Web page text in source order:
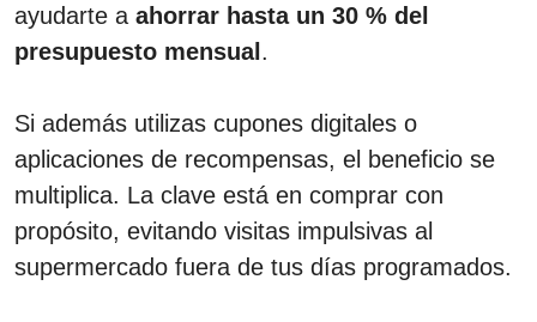
ayudarte a ahorrar hasta un 30 % del
presupuesto mensual .
Si además utilizas cupones digitales o
aplicaciones de recompensas, el beneficio se
multiplica. La clave está en comprar con
propósito, evitando visitas impulsivas al
supermercado fuera de tus días programados.